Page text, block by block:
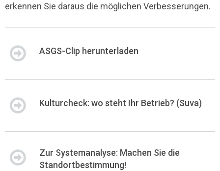
erkennen Sie daraus die möglichen Verbesserungen.
ASGS-Clip herunterladen
Kulturcheck: wo steht Ihr Betrieb? (Suva)
Zur Systemanalyse: Machen Sie die
Standortbestimmung!